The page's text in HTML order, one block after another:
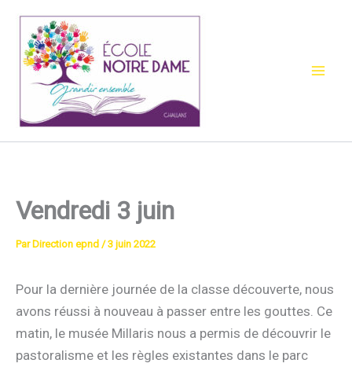
contenu
Vendredi 3 juin
Par Direction epnd /3 juin 2022
Pour la dernière journée de la classe découverte, nous
avons réussi à nouveau à passer entre les gouttes. Ce
matin, le musée Millaris nous a permis de découvrir le
pastoralisme et les règles existantes dans le parc